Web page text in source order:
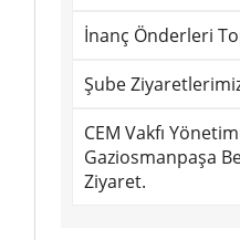
İnanç Önderleri
Şube
CEM Vakfı
Gaziosmanpaşa
Ziyaret.